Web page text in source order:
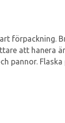
förpackning.
att hanera
pannor. Flaska